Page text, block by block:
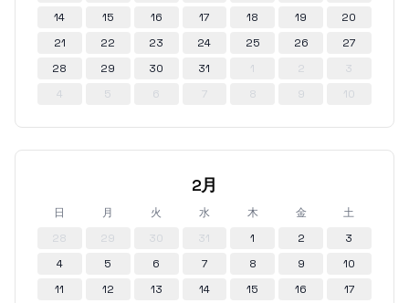
14
15 16 17 18 19
20
21
22 23 24 25 26
27
28
29 30 31 1 2
3
4
5 6 7 8 9 10
2月
日 月 火 水 木 金
土
28
29 30 31 1 2
3
4
5 6 7 8 9
10
11
12 13 14 15 16
17